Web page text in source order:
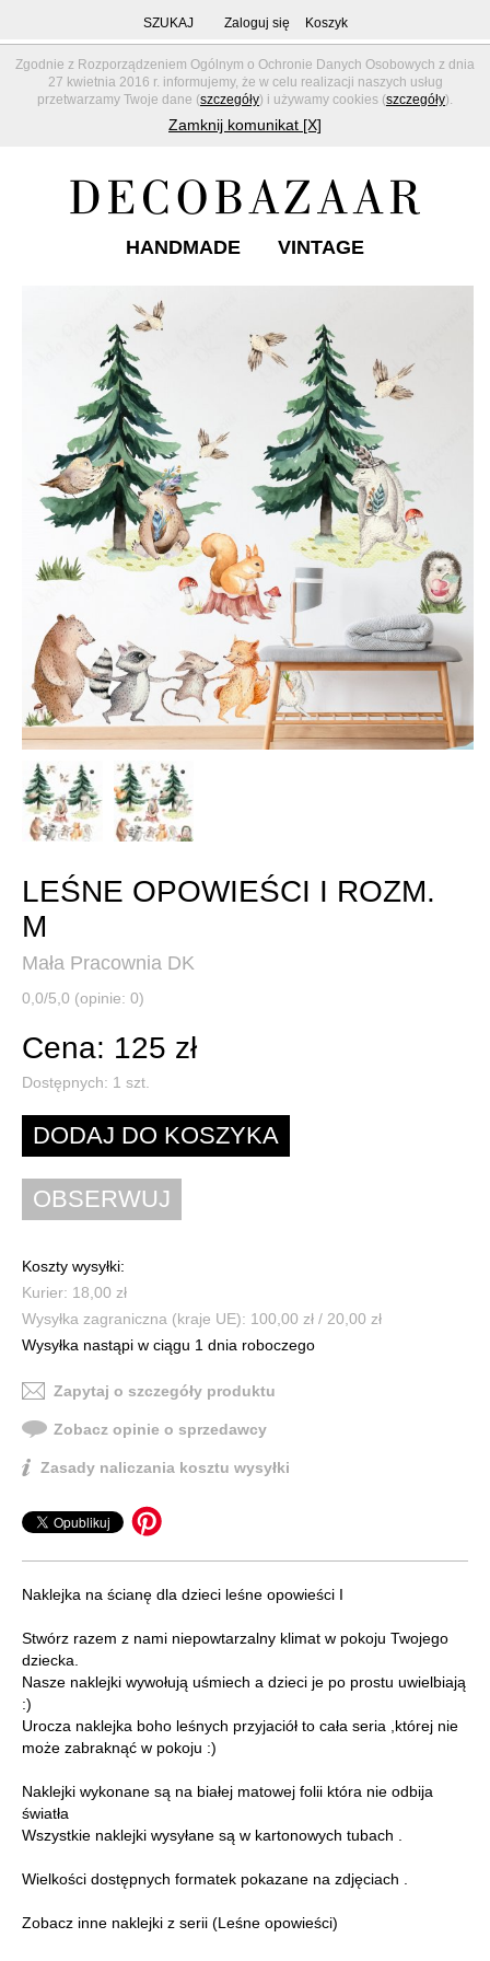
Zgodnie z Rozporządzeniem Ogólnym o Ochronie Danych Osobowych z dnia
27 kwietnia 2016 r. informujemy, że w celu realizacji naszych usług
przetwarzamy Twoje dane (szczegóły) i używamy cookies (szczegóły).
Zamknij komunikat [X]
SZUKAJ Zaloguj się Koszyk
HANDMADE VINTAGE
LEŚNE OPOWIEŚCI I ROZM.
M
Mała Pracownia DK
0,0/5,0 (opinie: 0)
Cena: 125 zł
Dostępnych: 1 szt.
Koszty wysyłki:
Kurier: 18,00 zł
Wysyłka zagraniczna (kraje UE): 100,00 zł / 20,00 zł
Wysyłka nastąpi w ciągu 1 dnia roboczego
Zapytaj o szczegóły produktu
Zobacz opinie o sprzedawcy
Zasady naliczania kosztu wysyłki
Naklejka na ścianę dla dzieci leśne opowieści I
Stwórz razem z nami niepowtarzalny klimat w pokoju Twojego
dziecka.
Nasze naklejki wywołują uśmiech a dzieci je po prostu uwielbiają
:)
Urocza naklejka boho leśnych przyjaciół to cała seria ,której nie
może zabraknąć w pokoju :)
Naklejki wykonane są na białej matowej folii która nie odbija
światła
Wszystkie naklejki wysyłane są w kartonowych tubach .
Wielkości dostępnych formatek pokazane na zdjęciach .
Zobacz inne naklejki z serii (Leśne opowieści)